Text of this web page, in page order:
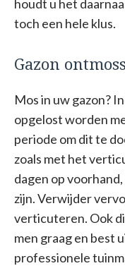
houdt u het
toch een hele klus.
Gazon
Mos in uw gazon?
opgelost worden
periode om dit te
zoals met het
dagen op
zijn. Verwijder
verticuteren. Ook
men graag en best
professionele